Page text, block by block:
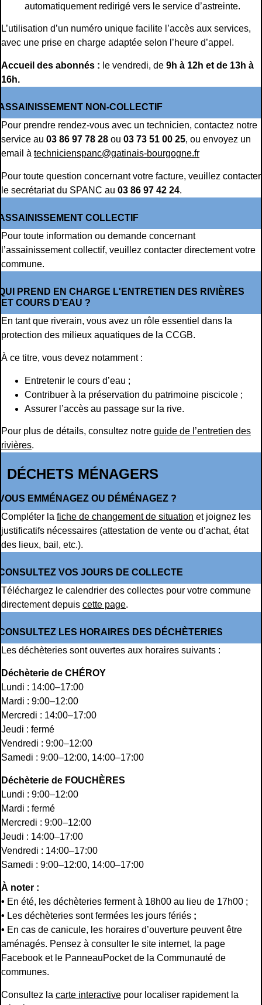
automatiquement redirigé vers le service d’astreinte.
L’utilisation d’un numéro unique facilite l’accès aux services,
avec une prise en charge adaptée selon l’heure d’appel.
Accueil des abonnés : le vendredi, de 9h à 12h et de 13h à
16h.
NON-COLLECTIF
Pour prendre rendez-vous avec un technicien, contactez notre
service au 03 86 97 78 28 ou 03 73 51 00 25, ou envoyez un
email à technicienspanc@gatinais-bourgogne.fr
Pour toute question concernant votre facture, veuillez contacter
le secrétariat du SPANC au 03 86 97 42 24.
COLLECTIF
Pour toute information ou demande concernant
l’assainissement collectif, veuillez contacter directement votre
commune.
PREND EN CHARGE L'ENTRETIEN DES RIVIÈRES
ET COURS D’EAU ?
En tant que riverain, vous avez un rôle essentiel dans la
protection des milieux aquatiques de la CCGB.
À ce titre, vous devez notamment :
Entretenir le cours d’eau ;
Contribuer à la préservation du patrimoine piscicole ;
Assurer l’accès au passage sur la rive.
Pour plus de détails, consultez notre guide de l’entretien des
rivières.
DÉCHETS MÉNAGERS
EMMÉNAGEZ OU DÉMÉNAGEZ ?
Compléter la fiche de changement de situation et joignez les
justificatifs nécessaires (attestation de vente ou d’achat, état
des lieux, bail, etc.).
VOS JOURS DE COLLECTE
Téléchargez le calendrier des collectes pour votre commune
directement depuis cette page.
LES HORAIRES DES DÉCHÈTERIES
Les déchèteries sont ouvertes aux horaires suivants :
Déchèterie de CHÉROY
Lundi : 14:00–17:00
Mardi : 9:00–12:00
Mercredi : 14:00–17:00
Jeudi : fermé
Vendredi : 9:00–12:00
Samedi : 9:00–12:00, 14:00–17:00
Déchèterie de FOUCHÈRES
Lundi : 9:00–12:00
Mardi : fermé
Mercredi : 9:00–12:00
Jeudi : 14:00–17:00
Vendredi : 14:00–17:00
Samedi : 9:00–12:00, 14:00–17:00
À noter :
• En été, les déchèteries ferment à 18h00 au lieu de 17h00 ;
• Les déchèteries sont fermées les jours fériés ;
• En cas de canicule, les horaires d’ouverture peuvent être
aménagés. Pensez à consulter le site internet, la page
Facebook et le PanneauPocket de la Communauté de
communes.
Consultez la carte interactive pour localiser rapidement la